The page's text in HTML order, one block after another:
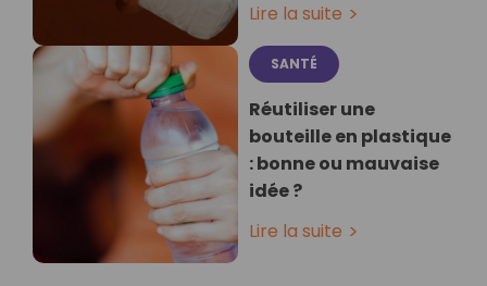
Lire la suite
SANTÉ
Réutiliser une
bouteille en plastique
: bonne ou mauvaise
idée ?
Lire la suite